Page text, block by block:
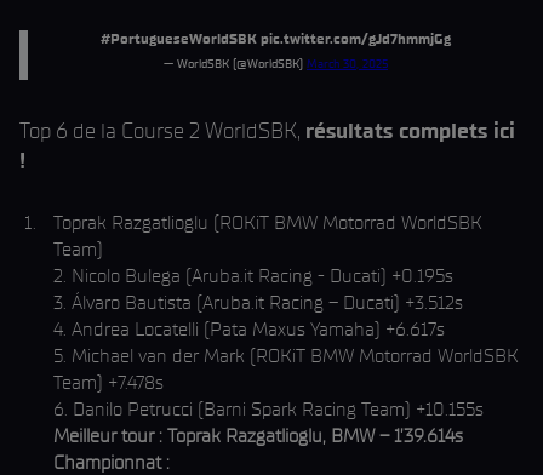
#PortugueseWorldSBK pic.twitter.com/gJd7hmmjGg
— WorldSBK (@WorldSBK) March 30, 2025
Top 6 de la Course 2 WorldSBK, résultats complets ici
!
Toprak Razgatlioglu (ROKiT BMW Motorrad WorldSBK
Team)
2. Nicolo Bulega (Aruba.it Racing - Ducati) +0.195s
3. Álvaro Bautista (Aruba.it Racing – Ducati) +3.512s
4. Andrea Locatelli (Pata Maxus Yamaha) +6.617s
5. Michael van der Mark (ROKiT BMW Motorrad WorldSBK
Team) +7.478s
6. Danilo Petrucci (Barni Spark Racing Team) +10.155s
Meilleur tour : Toprak Razgatlioglu, BMW – 1’39.614s
Championnat :